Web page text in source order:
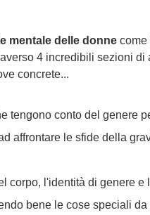
mentale delle donne come
4 incredibili sezioni
concrete...
tengono conto del genere
affrontare le sfide della
corpo, l'identità di genere e
bene le cose speciali